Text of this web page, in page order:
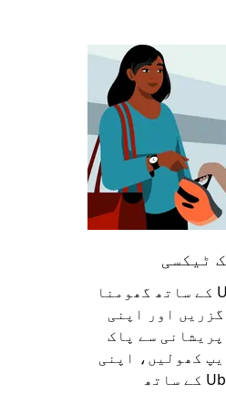
ٹیکسی
گوریبیدانورمیں Uber Bike کے ساتھ گھومنا
اور اپنی
سے پاک
کھولیں، اپنی
منزل درج کریں اور Uber Bike کے ساتھ